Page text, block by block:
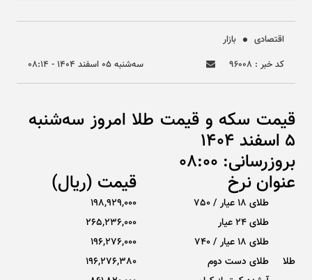
اقتصادی
بازار
کد خبر : ۹۶۰۰۸
سه‌شنبه ۰۵ اسفند ۱۴۰۴ - ۰۸:۱۴
قیمت سکه و قیمت طلا امروز سه‌شنبه
5 اسفند 1404
بروزرسانی: 08:00
عنوان نرخ قیمت (ریال)
طلا
طلای 18 عیار / 750
198,929,000
طلای ۲۴ عیار
265,236,000
طلای 18 عیار / 740
196,276,000
طلای دست دوم
196,276,380